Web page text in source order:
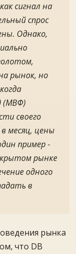
сигнал на
спрос
Однако,
рынок, но
(МВФ)
своего
месяц, цены
пример -
рынке
одного
в
рынка
что DB